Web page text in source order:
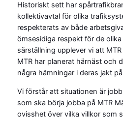
Historiskt sett har
kollektivavtal för olika
respekterats av både
ömsesidiga respekt för de
särställning upplever vi att
MTR har planerat härnäst och
några hämningar i deras jakt
Vi förstår att situationen är
som ska börja jobba på MTR
ovisshet över vilka villkor som